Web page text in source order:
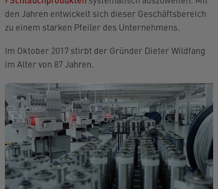
den Jahren entwickelt sich dieser Geschäftsbereich
zu einem starken Pfeiler des Unternehmens.
Im Oktober 2017 stirbt der Gründer Dieter Wildfang
im Alter von 87 Jahren.